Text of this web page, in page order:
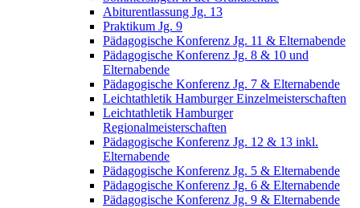
Abiturentlassung Jg. 13
Praktikum Jg. 9
Pädagogische Konferenz Jg. 11 & Elternabende
Pädagogische Konferenz Jg. 8 & 10 und
Elternabende
Pädagogische Konferenz Jg. 7 & Elternabende
Leichtathletik Hamburger Einzelmeisterschaften
Leichtathletik Hamburger
Regionalmeisterschaften
Pädagogische Konferenz Jg. 12 & 13 inkl.
Elternabende
Pädagogische Konferenz Jg. 5 & Elternabende
Pädagogische Konferenz Jg. 6 & Elternabende
Pädagogische Konferenz Jg. 9 & Elternabende